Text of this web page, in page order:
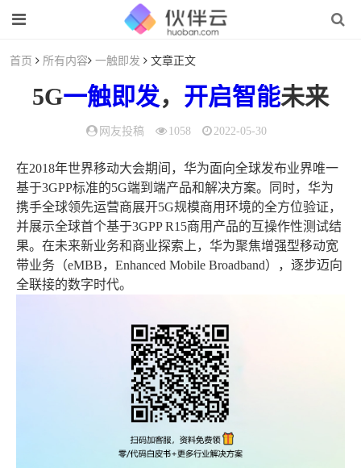
首页 所有内容 一触即发 文章正文
5G一触即发， 开启智能未来
网友投稿 1058 2022-05-30
在2018年世界移动大会期间，华为面向全球发布业界唯一
基于3GPP标准的5G端到端产品和解决方案。同时，华为
携手全球领先运营商展开5G规模商用环境的全方位验证，
并展示全球首个基于3GPP R15商用产品的互操作性测试结
果。在未来新业务和商业探索上，华为聚焦增强型移动宽
带业务（eMBB，Enhanced Mobile Broadband），逐步迈向
全联接的数字时代。